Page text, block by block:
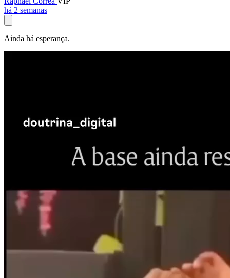
há 2 semanas
Ainda há esperança.